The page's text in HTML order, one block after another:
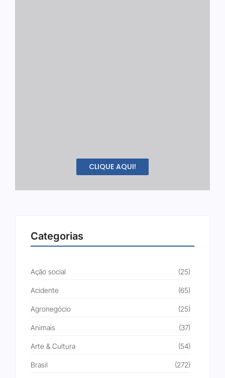
CLIQUE AQUI!
Categorias
Ação social (25)
Acidente (65)
Agronegócio (25)
Animais (37)
Arte & Cultura (54)
Brasil (272)